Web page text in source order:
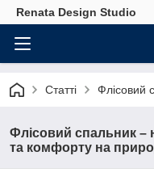
Renata Design Studio
Статті Флісовий
Флісовий спальник –
та комфорту на